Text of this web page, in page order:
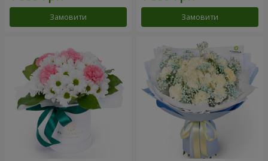
Замовити Замовити